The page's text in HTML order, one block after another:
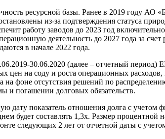
ресурсной базы. Ранее в 2019 году
из-за подтверждения статуса
работу заводов до 2023 год
деятельность до 2027 года за
в начале 2022 года.
30.06.2020 (далее – отчетный
цен на соду и роста операционных
фоне отсутствия решений по
и погашении долговых обязательств.
дату показатель отношения долга с
будет составлять 1,3х. Размер
следующих 2 лет от отчетной даты с